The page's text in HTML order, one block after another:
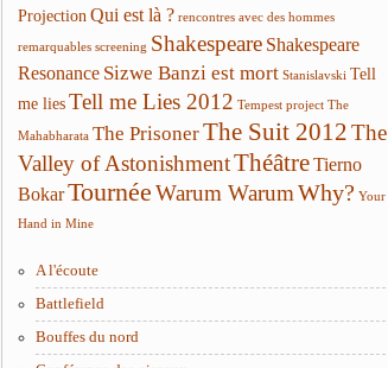
Projection Qui est là ? rencontres avec des hommes
remarquables screening Shakespeare Shakespeare
Resonance Sizwe Banzi est mort Stanislavski Tell
me lies Tell me Lies 2012 Tempest project The
Mahabharata The PrisonerThe Suit 2012The
Valley of AstonishmentThéâtreTierno
BokarTournéeWarum WarumWhy? Your
Hand in Mine
A l'écoute
Battlefield
Bouffes du nord